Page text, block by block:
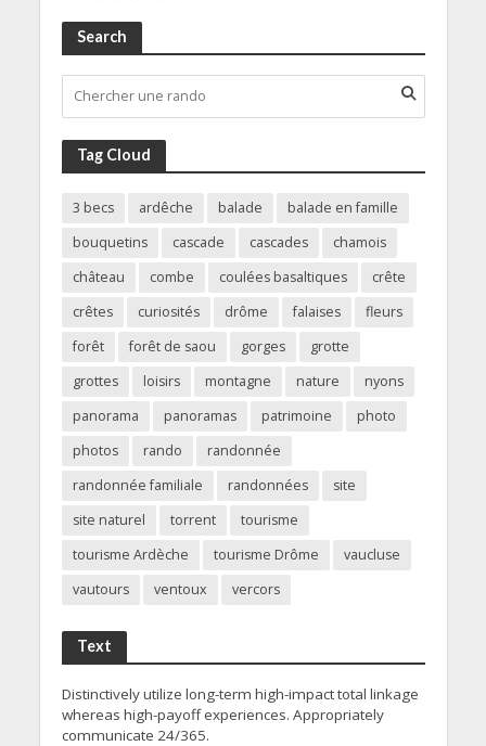
Search
Tag Cloud
3 becs ardêche balade
balade en famille
bouquetins
cascade cascades
chamois
château
combe coulées basaltiques
crête
crêtes
curiosités drôme falaises
fleurs
forêt
forêt de saou gorges
grotte
grottes
loisirs montagne nature
nyons
panorama
panoramas patrimoine
photo
photos
rando
randonnée
randonnée familiale
randonnées
site
site naturel
torrent
tourisme
tourisme Ardèche
tourisme Drôme
vaucluse
vautours
ventoux vercors
Text
Distinctively utilize long-term high-impact total linkage
whereas high-payoff experiences. Appropriately
communicate 24/365.